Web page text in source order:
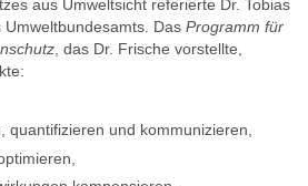
aus Umweltsicht referierte Dr. Tobias
Das Programm für
, das Dr. Frische vorstellte,
quantifizieren und kommunizieren,